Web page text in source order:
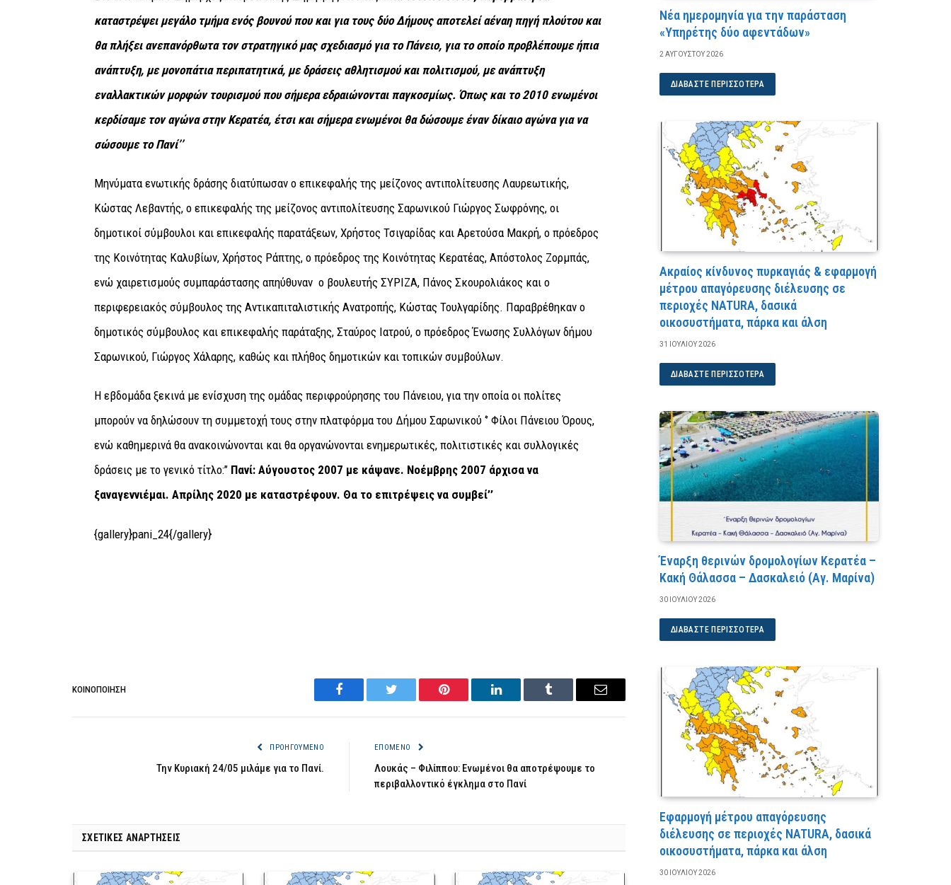
καταστρέψει μεγάλο τμήμα ενός βουνού που και για τους δύο Δήμους αποτελεί αέναη πηγή πλούτου και
θα πλήξει ανεπανόρθωτα τον στρατηγικό μας σχεδιασμό για το Πάνειο, για το οποίο προβλέπουμε ήπια
ανάπτυξη, με μονοπάτια περιπατητικά, με δράσεις αθλητισμού και πολιτισμού, με ανάπτυξη
εναλλακτικών μορφών τουρισμού που σήμερα εδραιώνονται παγκοσμίως. Όπως και το 2010 ενωμένοι
κερδίσαμε τον αγώνα στην Κερατέα, έτσι και σήμερα ενωμένοι θα δώσουμε έναν δίκαιο αγώνα για να
σώσουμε το Πανί’’
Μηνύματα ενωτικής δράσης διατύπωσαν ο επικεφαλής της μείζονος αντιπολίτευσης Λαυρεωτικής,
Κώστας Λεβαντής, ο επικεφαλής της μείζονος αντιπολίτευσης Σαρωνικού Γιώργος Σωφρόνης, οι
δημοτικοί σύμβουλοι και επικεφαλής παρατάξεων, Χρήστος Τσιγαρίδας και Αρετούσα Μακρή, ο πρόεδρος
της Κοινότητας Καλυβίων, Χρήστος Ράπτης, ο πρόεδρος της Κοινότητας Κερατέας, Απόστολος Ζορμπάς,
ενώ χαιρετισμούς συμπαράστασης απηύθυναν ο βουλευτής ΣΥΡΙΖΑ, Πάνος Σκουρολιάκος και ο
περιφερειακός σύμβουλος της Αντικαπιταλιστικής Ανατροπής, Κώστας Τουλγαρίδης. Παραβρέθηκαν ο
δημοτικός σύμβουλος και επικεφαλής παράταξης, Σταύρος Ιατρού, ο πρόεδρος Ένωσης Συλλόγων δήμου
Σαρωνικού, Γιώργος Χάλαρης, καθώς και πλήθος δημοτικών και τοπικών συμβούλων.
Η εβδομάδα ξεκινά με ενίσχυση της ομάδας περιφρούρησης του Πάνειου, για την οποία οι πολίτες
μπορούν να δηλώσουν τη συμμετοχή τους στην πλατφόρμα του Δήμου Σαρωνικού ‘’ Φίλοι Πάνειου Όρους,
ενώ καθημερινά θα ανακοινώνονται και θα οργανώνονται ενημερωτικές, πολιτιστικές και συλλογικές
δράσεις με το γενικό τίτλο:’’ Πανί: Αύγουστος 2007 με κάψανε. Νοέμβρης 2007 άρχισα να
ξαναγεννιέμαι. Απρίλης 2020 με καταστρέφουν. Θα το επιτρέψεις να συμβεί’’
{gallery}pani_24{/gallery}
ΚΟΙΝΟΠΟΊΗΣΗ
Facebook Twitter Pinterest LinkedIn Tumblr Email
ΠΡΟΗΓΟΎΜΕΝΟ
Την Κυριακή 24/05 μιλάμε για το Πανί.
ΕΠΌΜΕΝΟ
Λουκάς – Φιλίππου: Ενωμένοι θα αποτρέψουμε το
περιβαλλοντικό έγκλημα στο Πανί
ΣΧΕΤΙΚΈΣ ΑΝΑΡΤΉΣΕΙΣ
Νέα ημερομηνία για την παράσταση
«Υπηρέτης δύο αφεντάδων»
2 ΑΥΓΟΎΣΤΟΥ 2026
ΔΙΑΒΆΣΤΕ ΠΕΡΙΣΣΌΤΕΡΑ
Ακραίος κίνδυνος πυρκαγιάς & εφαρμογή
μέτρου απαγόρευσης διέλευσης σε
περιοχές NATURA, δασικά
οικοσυστήματα, πάρκα και άλση
31 ΙΟΥΛΊΟΥ 2026
ΔΙΑΒΆΣΤΕ ΠΕΡΙΣΣΌΤΕΡΑ
Έναρξη θερινών δρομολογίων Κερατέα –
Κακή Θάλασσα – Δασκαλειό (Αγ. Μαρίνα)
30 ΙΟΥΛΊΟΥ 2026
ΔΙΑΒΆΣΤΕ ΠΕΡΙΣΣΌΤΕΡΑ
Εφαρμογή μέτρου απαγόρευσης
διέλευσης σε περιοχές NATURA, δασικά
οικοσυστήματα, πάρκα και άλση
30 ΙΟΥΛΊΟΥ 2026